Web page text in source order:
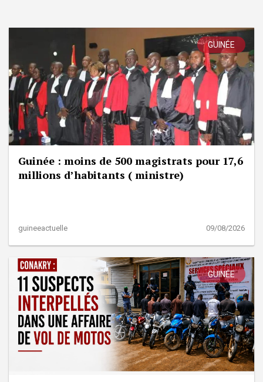
GUINÉE
Guinée : moins de 500 magistrats pour 17,6
millions d’habitants ( ministre)
guineeactuelle 09/08/2026
GUINÉE